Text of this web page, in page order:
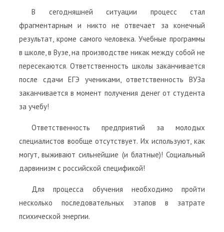
В сегодняшней ситуации процесс стал
фрагментарным и никто не отвечает за конечный
результат, кроме самого человека. Учебные программы
в школе, в Вузе, на производстве никак между собой не
пересекаются. Ответственность школы заканчивается
после сдачи ЕГЭ учениками, ответственность ВУЗа
заканчивается в момент получения денег от студента
за учебу!
Ответственность предприятий за молодых
специалистов вообще отсутствует. Их используют, как
могут, выживают сильнейшие (и блатные)! Социальный
дарвинизм с российской спецификой!
Для процесса обучения необходимо пройти
несколько последовательных этапов в затрате
психической энергии.